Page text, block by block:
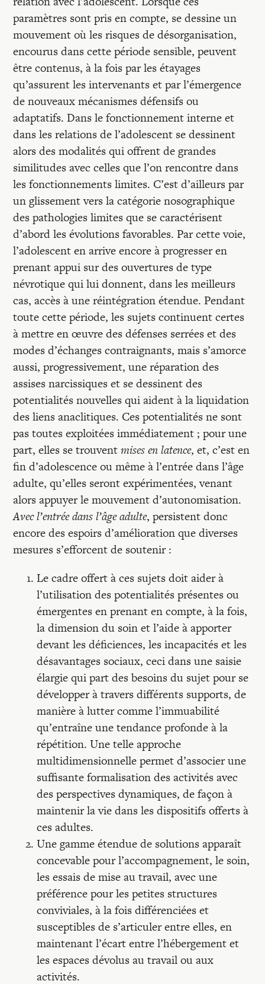
paramètres sont pris en compte, se dessine un
mouvement où les risques de désorganisation,
encourus dans cette période sensible, peuvent
être contenus, à la fois par les étayages
qu’assurent les intervenants et par l’émergence
de nouveaux mécanismes défensifs ou
adaptatifs. Dans le fonctionnement interne et
dans les relations de l’adolescent se dessinent
alors des modalités qui offrent de grandes
similitudes avec celles que l’on rencontre dans
les fonctionnements limites. C’est d’ailleurs par
un glissement vers la catégorie nosographique
des pathologies limites que se caractérisent
d’abord les évolutions favorables. Par cette voie,
l’adolescent en arrive encore à progresser en
prenant appui sur des ouvertures de type
névrotique qui lui donnent, dans les meilleurs
cas, accès à une réintégration étendue. Pendant
toute cette période, les sujets continuent certes
à mettre en œuvre des défenses serrées et des
modes d’échanges contraignants, mais s’amorce
aussi, progressivement, une réparation des
assises narcissiques et se dessinent des
potentialités nouvelles qui aident à la liquidation
des liens anaclitiques. Ces potentialités ne sont
pas toutes exploitées immédiatement ; pour une
part, elles se trouventmises en latence, et, c’est en
fin d’adolescence ou même à l’entrée dans l’âge
adulte, qu’elles seront expérimentées, venant
alors appuyer le mouvement d’autonomisation.
Avec l’entrée dans l’âge adulte, persistent donc
encore des espoirs d’amélioration que diverses
mesures s’efforcent de soutenir :
Le cadre offert à ces sujets doit aider à
l’utilisation des potentialités présentes ou
émergentes en prenant en compte, à la fois,
la dimension du soin et l’aide à apporter
devant les déficiences, les incapacités et les
désavantages sociaux, ceci dans une saisie
élargie qui part des besoins du sujet pour se
développer à travers différents supports, de
manière à lutter comme l’immuabilité
qu’entraîne une tendance profonde à la
répétition. Une telle approche
multidimensionnelle permet d’associer une
suffisante formalisation des activités avec
des perspectives dynamiques, de façon à
maintenir la vie dans les dispositifs offerts à
ces adultes.
Une gamme étendue de solutions apparaît
concevable pour l’accompagnement, le soin,
les essais de mise au travail, avec une
préférence pour les petites structures
conviviales, à la fois différenciées et
susceptibles de s’articuler entre elles, en
maintenant l’écart entre l’hébergement et
les espaces dévolus au travail ou aux
activités.